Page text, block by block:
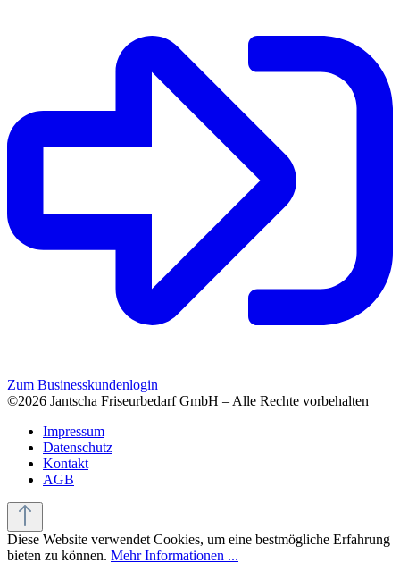
Zum Businesskundenlogin
©2026 Jantscha Friseurbedarf GmbH – Alle Rechte vorbehalten
Impressum
Datenschutz
Kontakt
AGB
Diese Website verwendet Cookies, um eine bestmögliche Erfahrung
bieten zu können. Mehr Informationen ...